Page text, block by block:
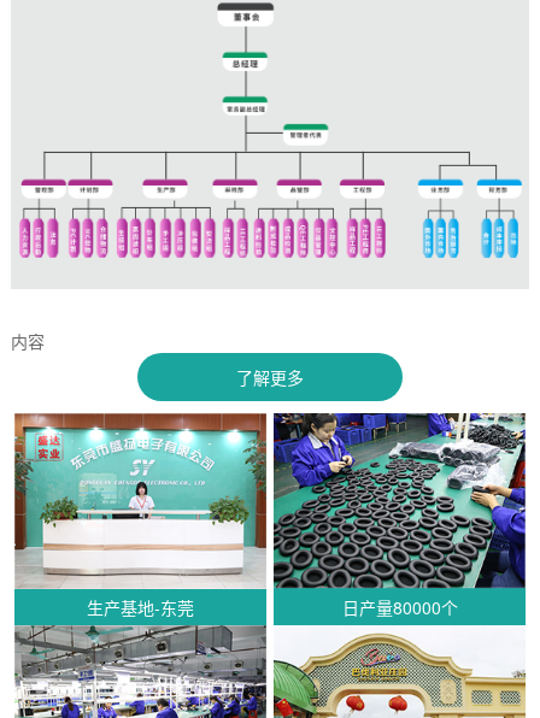
内容
了解更多
生产基地-东莞 日产量80000个